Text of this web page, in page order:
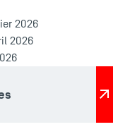
2026
2026